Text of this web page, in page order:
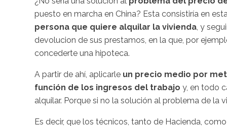
puesto en marcha en China? Esta consistiría en
persona que quiere alquilar la vivienda , y
devolucion de sus prestamos, en la que, por
concederte una hipoteca.
A partir de ahí, aplicarle un precio medio por
función de los ingresos del trabajo y, en todo
alquilar. Porque si no la solución al problema de la
Es decir, que los técnicos, tanto de Hacienda,